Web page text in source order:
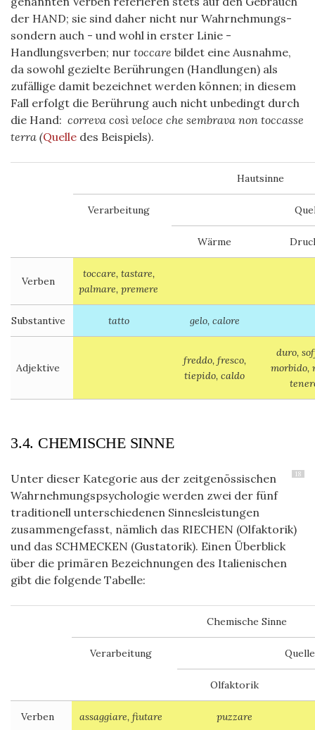
der HAND; sie sind daher nicht nur Wahrnehmungs-
sondern auch - und wohl in erster Linie -
Handlungsverben; nur toccare bildet eine Ausnahme,
da sowohl gezielte Berührungen (Handlungen) als
zufällige damit bezeichnet werden können; in diesem
Fall erfolgt die Berührung auch nicht unbedingt durch
die Hand: correva così veloce che sembrava non toccasse
terra (Quelle des Beispiels).
Hautsinne
Verarbeitung
Wärme
Verben
toccare, tastare,
palmare, premere
Substantive tatto gelo, calore
Adjektive
freddo, fresco,
tiepido, caldo
duro,
morbido,
3.4. CHEMISCHE SINNE
18
Unter dieser Kategorie aus der zeitgenössischen
Wahrnehmungspsychologie werden zwei der fünf
traditionell unterschiedenen Sinnesleistungen
zusammengefasst, nämlich das RIECHEN (Olfaktorik)
und das SCHMECKEN (Gustatorik). Einen Überblick
über die primären Bezeichnungen des Italienischen
gibt die folgende Tabelle:
Chemische Sinne
Verarbeitung Quelle
Olfaktorik
Verben assaggiare, fiutare puzzare